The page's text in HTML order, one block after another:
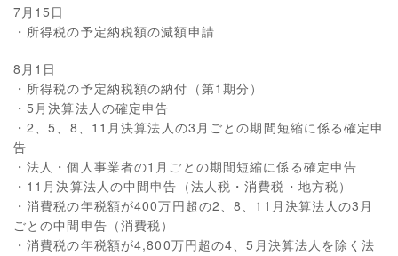
7月15日
・所得税の予定納税額の減額申請
8月1日
・所得税の予定納税額の納付（第1期分）
・5月決算法人の確定申告
・2、5、8、11月決算法人の3月ごとの期間短縮に係る確定申
告
・法人・個人事業者の1月ごとの期間短縮に係る確定申告
・11月決算法人の中間申告（法人税・消費税・地方税）
・消費税の年税額が400万円超の2、8、11月決算法人の3月
ごとの中間申告（消費税）
・消費税の年税額が4,800万円超の4、5月決算法人を除く法